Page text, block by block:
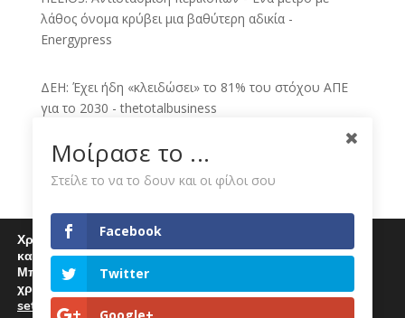
λάθος όνομα κρύβει μια βαθύτερη αδικία -
Energypress
ΔΕΗ: Έχει ήδη «κλειδώσει» το 81% του στόχου ΑΠΕ
για το 2030 - thetotalbusiness
είναι πραγματικός καταμετρητής (video) - Mesogeios
TV
πάνω από 90% του στόχου του 2030 - Ημερησία
ΔΕΗ: Πατάει γκάζι στις ΑΠΕ, έχει «κλειδώσει» το 81%
του στόχου για το 2030 - BusinessDaily
Τιμολόγια ρεύματος Αυγούστου: Οι χρεώσεις της ΔΕΗ
Χρησιμοποιούμε cookies για να σας προσφέρουμε μία
καλύτερη εμπειρία περιήγησης στον ιστότοπό μας.
Μπορείτε να μάθετε περισσότερα για τα cookies που
χρησιμοποιούμε
settings.
Επιλέγοντας "Αποδοχή" αποδέχεστε την χρήση
Μοίρασε το ...
Στείλε το να το δουν και οι φίλοι σου
Facebook
Twitter